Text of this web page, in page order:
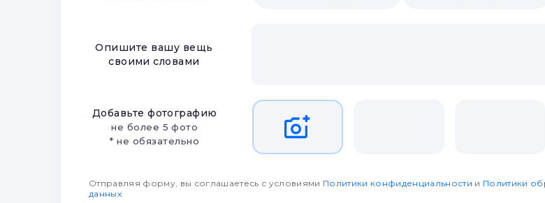
Опишите вашу вещь
своими словами
Добавьте фотографию
не более 5 фото
* не обязательно
Отправляя форму, вы соглашаетесь с условиями Политики конфиденциальности и Политики
данных